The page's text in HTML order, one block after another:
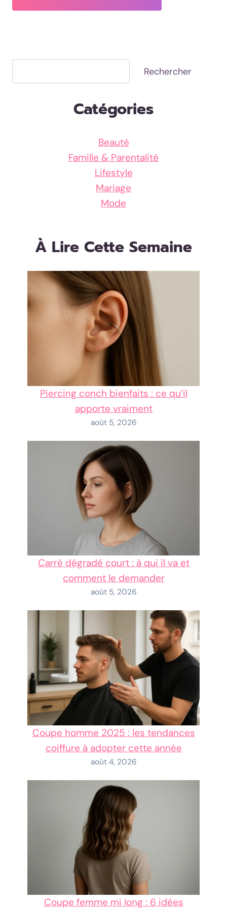
Rechercher
Catégories
Beauté
Famille & Parentalité
Lifestyle
Mariage
Mode
À Lire Cette Semaine
Piercing conch bienfaits : ce qu’il
apporte vraiment
août 5, 2026
Carré dégradé court : à qui il va et
comment le demander
août 5, 2026
Coupe homme 2025 : les tendances
coiffure à adopter cette année
août 4, 2026
Coupe femme mi long : 6 idées